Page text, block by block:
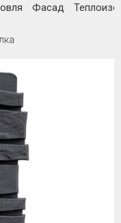
Фасад